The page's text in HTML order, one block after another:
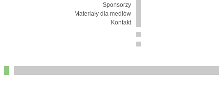
Sponsorzy
Materiały dla mediów
Kontakt